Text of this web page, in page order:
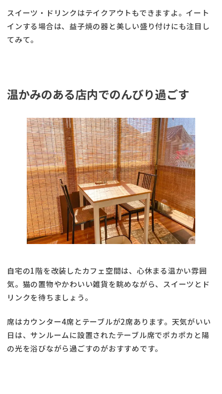
スイーツ・ドリンクはテイクアウトもできますよ。イート
インする場合は、益子焼の器と美しい盛り付けにも注目し
てみて。
温かみのある店内でのんびり過ごす
自宅の1階を改装したカフェ空間は、心休まる温かい雰囲
気。猫の置物やかわいい雑貨を眺めながら、スイーツとド
リンクを待ちましょう。
席はカウンター4席とテーブルが2席あります。天気がいい
日は、サンルームに設置されたテーブル席でポカポカと陽
の光を浴びながら過ごすのがおすすめです。